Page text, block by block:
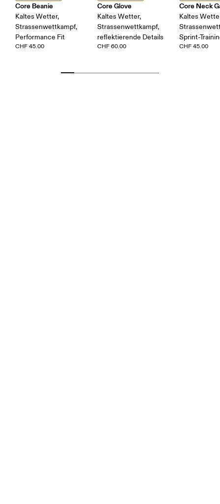
Core Beanie
Kaltes Wetter,
Strassenwettkampf,
Performance Fit
CHF 45.00
Core Glove
Kaltes Wetter,
Strassenwettkampf,
reflektierende Details
CHF 60.00
Core Neck
Kaltes
Sprint-
CHF 45.00